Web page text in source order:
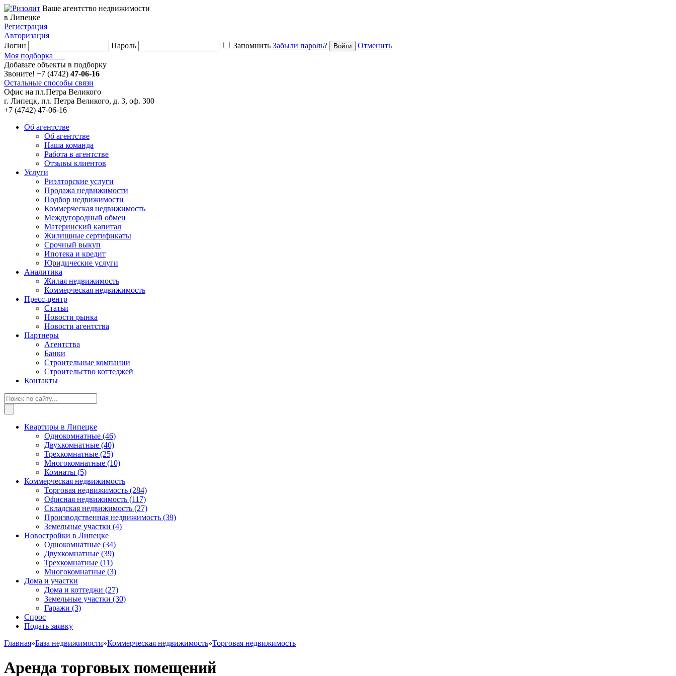
Ваше агентство недвижимости
в Липецке
Регистрация
Авторизация
Логин
Пароль Запомнить Забыли пароль?
Отменить
Моя подборка
Добавьте объекты в подборку
Звоните! +7 (4742) 47-06-16
Остальные способы связи
Офис на пл.Петра Великого
г. Липецк, пл. Петра Великого, д. 3, оф. 300
+7 (4742) 47-06-16
Об агентстве
Об агентстве
Наша команда
Работа в агентстве
Отзывы клиентов
Услуги
Риэлторские услуги
Продажа недвижимости
Подбор недвижимости
Коммерческая недвижимость
Междугородный обмен
Материнский капитал
Жилищные сертификаты
Срочный выкуп
Ипотека и кредит
Юридические услуги
Аналитика
Жилая недвижимость
Коммерческая недвижимость
Пресс-центр
Статьи
Новости рынка
Новости агентства
Партнеры
Агентства
Банки
Строительные компании
Строительство коттеджей
Контакты
Квартиры в Липецке
Однокомнатные (46)
Двухкомнатные (40)
Трехкомнатные (25)
Многокомнатные (10)
Комнаты (5)
Коммерческая недвижимость
Торговая недвижимость (284)
Офисная недвижимость (117)
Складская недвижимость (27)
Производственная недвижимость (39)
Земельные участки (4)
Новостройки в Липецке
Однокомнатные (34)
Двухкомнатные (39)
Трехкомнатные (11)
Многокомнатные (3)
Дома и участки
Дома и коттеджи (27)
Земельные участки (30)
Гаражи (3)
Спрос
Подать заявку
Главная»База недвижимости»Коммерческая недвижимость»Торговая недвижимость
Аренда торговых помещений